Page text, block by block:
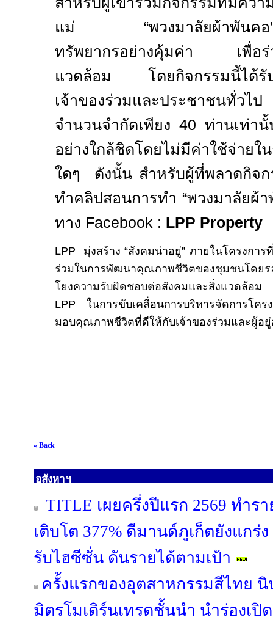
แม่ “พวงมาลัยผ้าพันคอ”เป็
ทรัพยากรอย่างคุ้มค่า เพื่อร่ว
แวดล้อม โดยกิจกรรมนี้ได้รับ
เจ้าของร่วมและประชาชนทั่วไ
จำนวนจำกัดเพียง 40 ท่านเท่า
อย่างใกล้ชิดโดยไม่มีค่าใช้จ่ายใ
ใดๆ ดังนั้น สำหรับผู้ที่พลาดกิจ
ทำคลิปสอนการทำ “พวงมาลัยผ้
ทาง Facebook : LPP Property
LPP มุ่งสร้าง“สังคมน่าอยู่” ภายในโครงการ
ร่วมในการพัฒนาคุณภาพชีวิตของชุมชนโด
โยงความรับผิดชอบต่อสังคมและสิ่งแวดล้
LPP ในการขับเคลื่อนการบริหารจัดการโค
มอบคุณภาพชีวิตที่ดีให้กับเจ้าของร่วมและผู้
« Back
อสังหาฯ
TITLE เผยครึ่งปีแรก 2569 ทำร
เติบโต 377% ดีมานด์ภูเก็ตยังแกร่
รับไฮซีซั่น ดันรายได้ตามเป้า
ครั้งแรกของอุตสาหกรรมสีไทย
มิตรโมเดิร์นเทรดชั้นนำ นำร่องเปิ